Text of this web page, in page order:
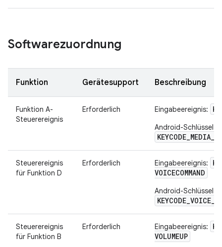
Softwarezuordnung
Funktion Gerätesupport Beschreibung
Funktion A-
Steuerereignis
Erforderlich Eingabeereignis:
Android-Schlüssel:
Steuerereignis
für Funktion D
Erforderlich Eingabeereignis:
VOICECOMMAND
Android-Schlüssel:
Steuerereignis
für Funktion B
Erforderlich Eingabeereignis:
VOLUMEUP